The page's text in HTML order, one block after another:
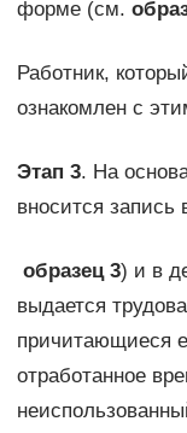
форме (см.
Работник,
ознакомлен с
Этап 3. На
вносится запись
образец 3) и в
выдается
причитающиеся
отработанное